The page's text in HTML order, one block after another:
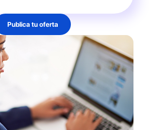
Publica tu oferta